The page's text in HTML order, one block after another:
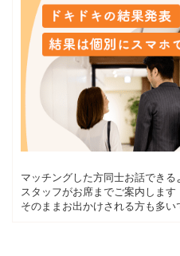
マッチングした方同士お話できる
スタッフがお席までご案内します
そのままお出かけされる方も多い